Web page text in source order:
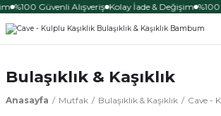
%100 Güvenli Alışveriş Kolay İade & Değişim %100
Bulaşıklık & Kaşıklık
Anasayfa Mutfak Bulaşıklık & Kaşıklık Cave -